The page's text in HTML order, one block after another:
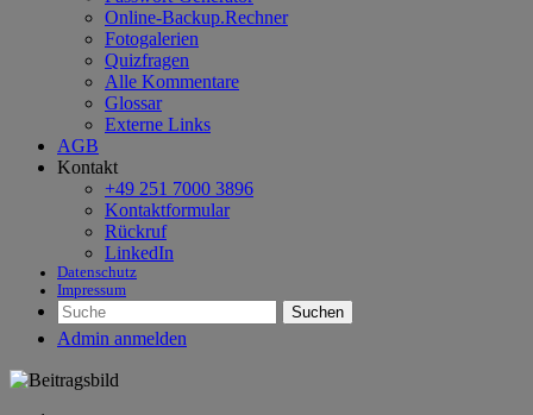
Online-Backup.Rechner
Fotogalerien
Quizfragen
Alle Kommentare
Glossar
Externe Links
AGB
Kontakt
+49 251 7000 3896
Kontaktformular
Rückruf
LinkedIn
Datenschutz
Impressum
Suchen
Admin anmelden